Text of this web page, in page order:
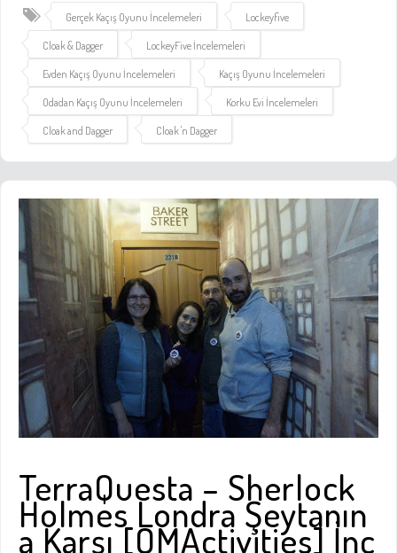
Gerçek Kaçış Oyunu İncelemeleri Lockeyfive
Cloak & Dagger LockeyFive İncelemeleri
Evden Kaçış Oyunu İncelemeleri Kaçış Oyunu İncelemeleri
Odadan Kaçış Oyunu İncelemeleri Korku Evi İncelemeleri
Cloak and Dagger Cloak 'n Dagger
TerraQuesta – Sherlock
Holmes Londra Şeytanın
a Karşı [OMActivities] İnc